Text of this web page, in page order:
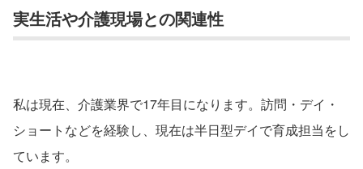
実生活や介護現場との関連性
私は現在、介護業界で17年目になります。訪問・デイ・
ショートなどを経験し、現在は半日型デイで育成担当をし
ています。